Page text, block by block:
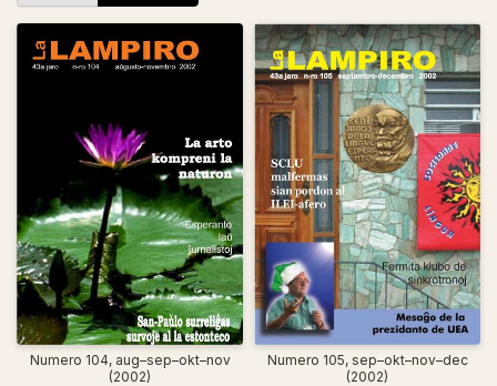
Numero 104, aug–sep–okt–nov
(2002)
Numero 105, sep–okt–nov–dec
(2002)